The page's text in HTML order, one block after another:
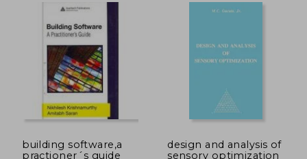
40%
dcto. dcto.
building software,a
practioner´s guide
design and analysis of
sensory optimization